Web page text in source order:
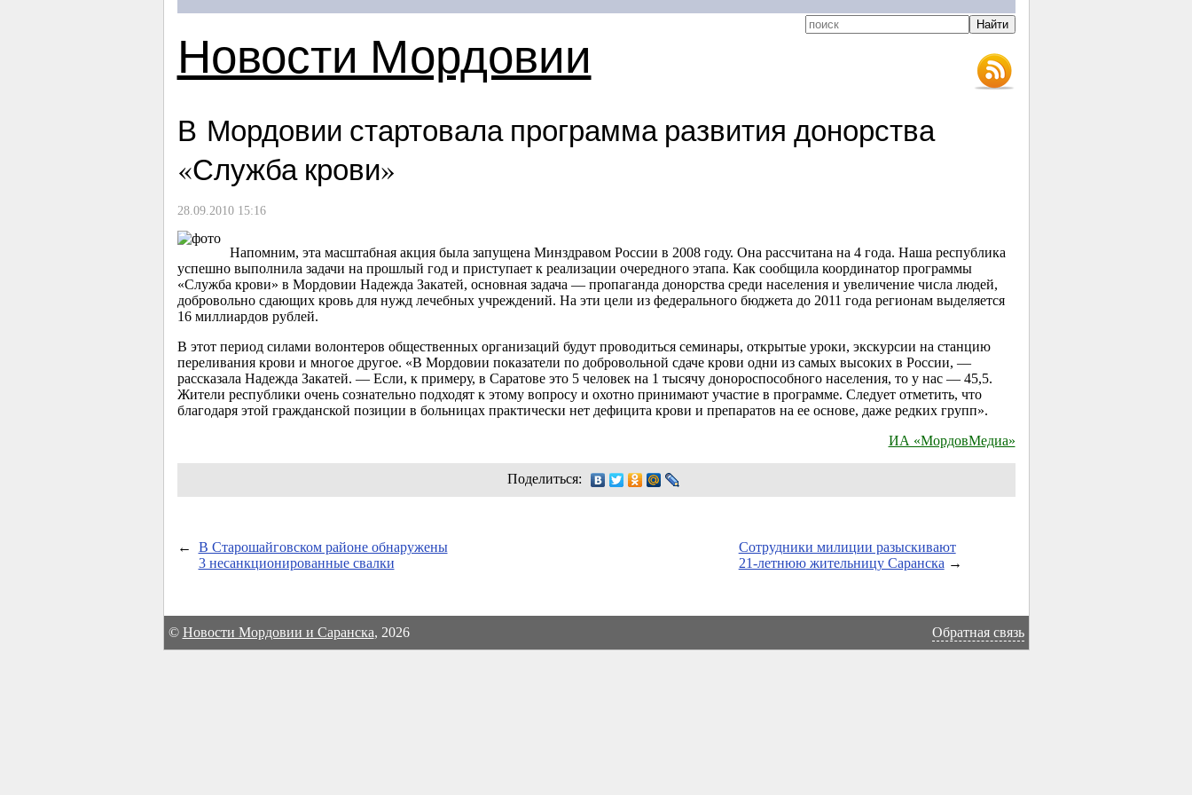
Новости Мордовии
В Мордовии стартовала программа развития донорства
«Служба крови»
28.09.2010 15:16
Напомним, эта масштабная акция была запущена Минздравом России в 2008 году. Она рассчитана на 4 года. Наша республика
успешно выполнила задачи на прошлый год и приступает к реализации очередного этапа. Как сообщила координатор программы
«Служба крови» в Мордовии Надежда Закатей, основная задача — пропаганда донорства среди населения и увеличение числа людей,
добровольно сдающих кровь для нужд лечебных учреждений. На эти цели из федерального бюджета до 2011 года регионам выделяется
16 миллиардов рублей.
В этот период силами волонтеров общественных организаций будут проводиться семинары, открытые уроки, экскурсии на станцию
переливания крови и многое другое. «В Мордовии показатели по добровольной сдаче крови одни из самых высоких в России, —
рассказала Надежда Закатей. — Если, к примеру, в Саратове это 5 человек на 1 тысячу донороспособного населения, то у нас — 45,5.
Жители республики очень сознательно подходят к этому вопросу и охотно принимают участие в программе. Следует отметить, что
благодаря этой гражданской позиции в больницах практически нет дефицита крови и препаратов на ее основе, даже редких групп».
ИА «МордовМедиа»
Поделиться:
←
В Старошайговском районе обнаружены
3 несанкционированные свалки
Сотрудники милиции разыскивают
21-летнююжительницу Саранска →
© Новости Мордовии и Саранска, 2026 Обратная связь